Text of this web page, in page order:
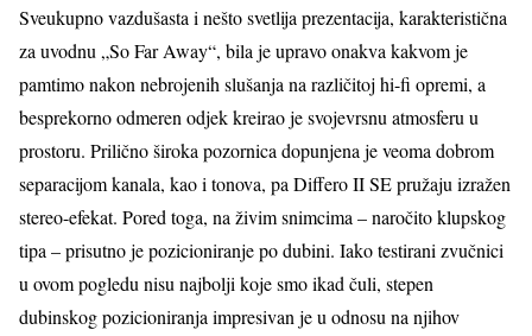
Sveukupno vazdušasta i nešto svetlija prezentacija, karakteristična
za uvodnu „So Far Away“, bila je upravo onakva kakvom je
pamtimo nakon nebrojenih slušanja na različitoj hi-fi opremi, a
besprekorno odmeren odjek kreirao je svojevrsnu atmosferu u
prostoru. Prilično široka pozornica dopunjena je veoma dobrom
separacijom kanala, kao i tonova, pa Differo II SE pružaju izražen
stereo-efekat. Pored toga, na živim snimcima – naročito klupskog
tipa – prisutno je pozicioniranje po dubini. Iako testirani zvučnici
u ovom pogledu nisu najbolji koje smo ikad čuli, stepen
dubinskog pozicioniranja impresivan je u odnosu na njihov